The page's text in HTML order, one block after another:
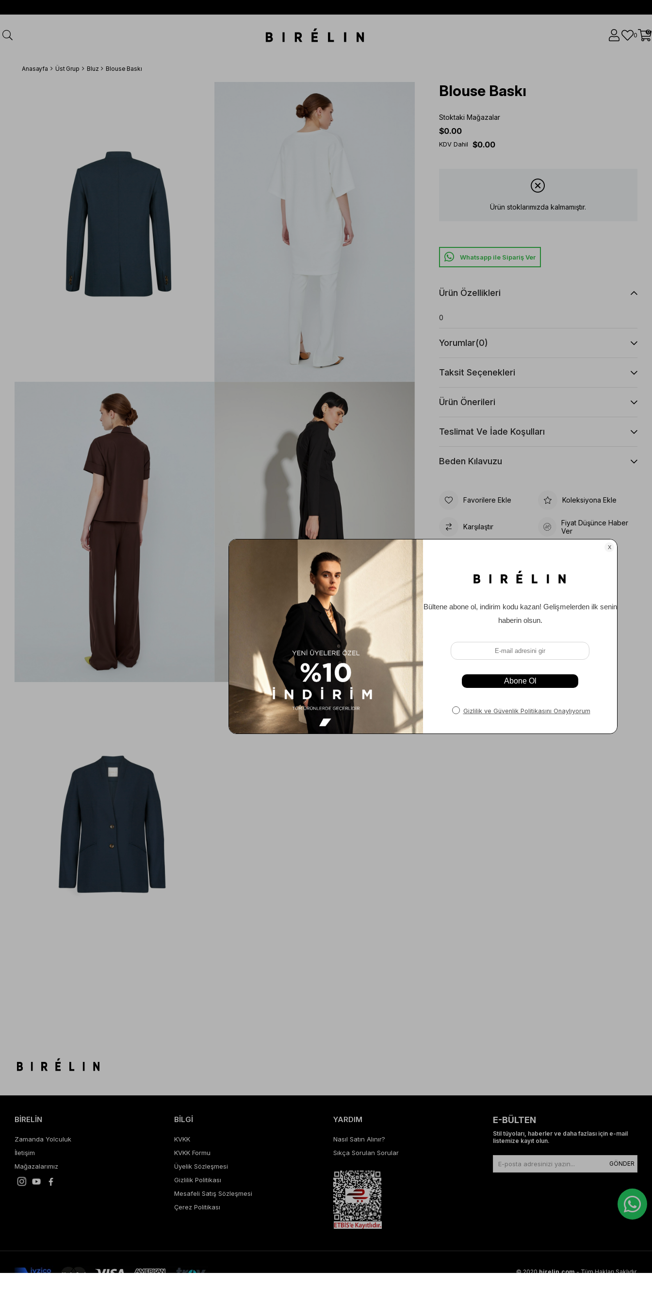
0 0
Anasayfa Üst Grup Bluz Blouse Baskı
Blouse Baskı
Stoktaki Mağazalar
$0.00
KDV Dahil $0.00
Ürün stoklarımızda kalmamıştır.
Whatsapp ile Sipariş Ver
Ürün Özellikleri
0
Yorumlar(0)
Taksit Seçenekleri
Ürün Önerileri
Teslimat Ve İade Koşulları
Beden Kılavuzu
Favorilere Ekle Koleksiyona Ekle
Karşılaştır
Fiyat Düşünce Haber
Ver
Tavsiye Et Yorum Yaz
BİRELİN
Zamanda Yolculuk
İletişim
Mağazalarımız
BİLGİ
KVKK
KVKK Formu
Üyelik Sözleşmesi
Gizlilik Politikası
Mesafeli Satış Sözleşmesi
Çerez Politikası
YARDIM
Nasıl Satın Alınır?
Sıkça Sorulan Sorular
E-BÜLTEN
Stil tüyoları, haberler ve daha fazlası için e-mail
listemize kayıt olun.
GÖNDER
© 2020birelin.com- Tüm Hakları Saklıdır.